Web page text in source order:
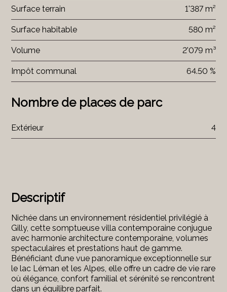
Descriptif
Nichée dans un environnement résidentiel privilégié à
Gilly, cette somptueuse villa contemporaine conjugue
avec harmonie architecture contemporaine, volumes
spectaculaires et prestations haut de gamme.
Bénéficiant d’une vue panoramique exceptionnelle sur
le lac Léman et les Alpes, elle offre un cadre de vie rare
où élégance, confort familial et sérénité se rencontrent
dans un équilibre parfait.
Surface terrain 1'387 m²
Surface habitable 580 m²
Volume 2'079 m³
Impôt communal 64.50 %
Nombre de places de parc
Extérieur 4